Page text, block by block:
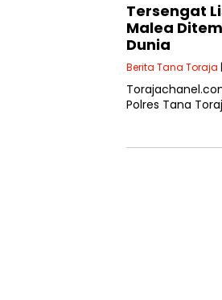
Tersengat
Malea
Dunia
Berita Tana Toraja
Polres Tana